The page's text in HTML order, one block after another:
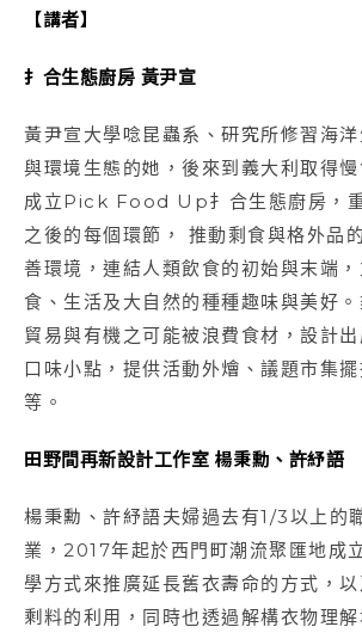
【講者】
扌合生態廚房 黃尹宣
黃尹宣大學唸昆蟲系、研究所修習海
與環境生態的她，後來到義大利取得
成立Pick Food Up扌合生態廚房，
之後的每個環節， 推動剩食與格外品
善環境，連結人類飲食的初始與末端
食、生活及大自然的種種趣味與美好
貿易與有機之可能被浪費食材，設計
口味小點，提供活動外燴、議題市集
等。
田野間再新設計工作室 楊秉勳、許紓語
楊秉勳、許紓語夫婦過去有1/3以上的
業，2017年起於西門町潮流聚匯地成
學方式來推廣延長舊衣壽命的方式，
剩料的利用，同時也透過解構衣物理